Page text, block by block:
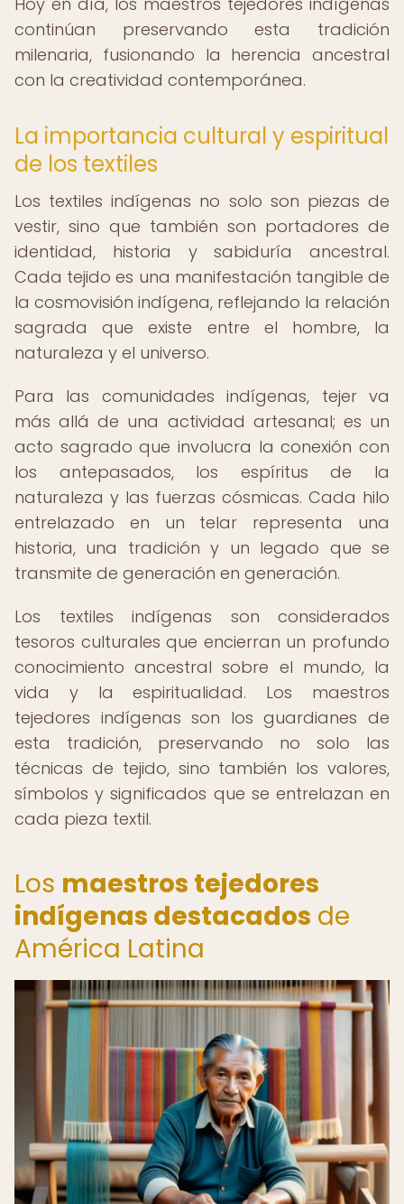
continúan preservando esta tradición
milenaria, fusionando la herencia ancestral
con la creatividad contemporánea.
La importancia cultural y espiritual
de los textiles
Los textiles indígenas no solo son piezas de
vestir, sino que también son portadores de
identidad, historia y sabiduría ancestral.
Cada tejido es una manifestación tangible de
la cosmovisión indígena, reflejando la relación
sagrada que existe entre el hombre, la
naturaleza y el universo.
Para las comunidades indígenas, tejer va
más allá de una actividad artesanal; es un
acto sagrado que involucra la conexión con
los antepasados, los espíritus de la
naturaleza y las fuerzas cósmicas. Cada hilo
entrelazado en un telar representa una
historia, una tradición y un legado que se
transmite de generación en generación.
Los textiles indígenas son considerados
tesoros culturales que encierran un profundo
conocimiento ancestral sobre el mundo, la
vida y la espiritualidad. Los maestros
tejedores indígenas son los guardianes de
esta tradición, preservando no solo las
técnicas de tejido, sino también los valores,
símbolos y significados que se entrelazan en
cada pieza textil.
Los maestros tejedores
indígenas destacados de
América Latina